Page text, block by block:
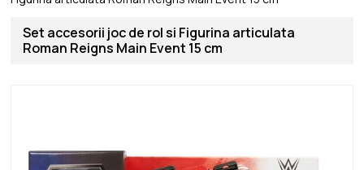
Set accesorii joc de rol si Figurina articulata
Roman Reigns Main Event 15 cm